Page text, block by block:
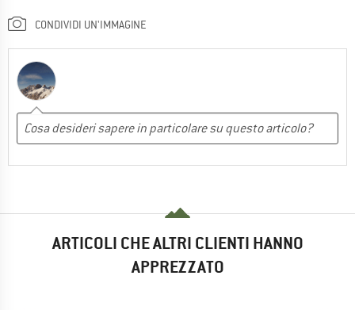
CONDIVIDI UN'IMMAGINE
ARTICOLI CHE ALTRI CLIENTI HANNO
APPREZZATO